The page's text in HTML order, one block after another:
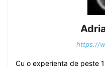
https://
Cu o experienta de peste